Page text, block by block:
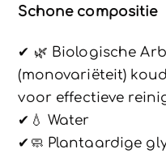
Schone compositie
✔ 🌿 Biologische
(monovariëteit)
voor effectieve
✔💧 Water
✔🧼 Plantaardige